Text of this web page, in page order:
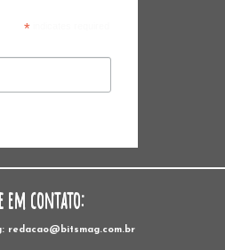
*indicates required
em contato:
redacao@bitsmag.com.br